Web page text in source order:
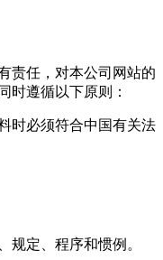
任，对本公司网站的
时遵循以下原则：
时必须符合中国有关法
规定、程序和惯例。